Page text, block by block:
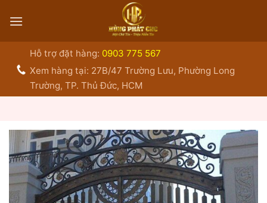
qua
Hỗ trợ đặt hàng: 0903 775 567
Xem hàng tại: 27B/47 Trường Lưu, Phường Long
Trường, TP. Thủ Đức, HCM